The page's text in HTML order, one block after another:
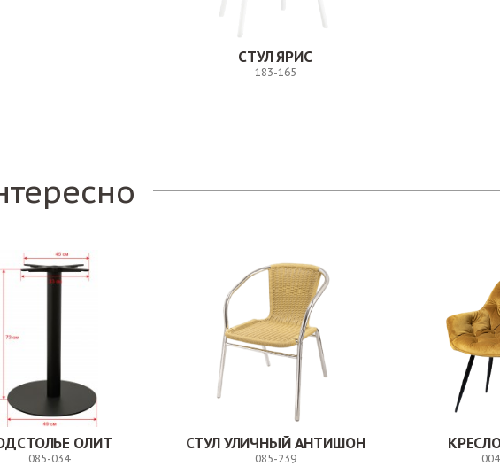
СТУЛ ЯРИС
183-165
ОЛИТ
085-034
СТУЛ УЛИЧНЫЙ АНТИШОН
085-239